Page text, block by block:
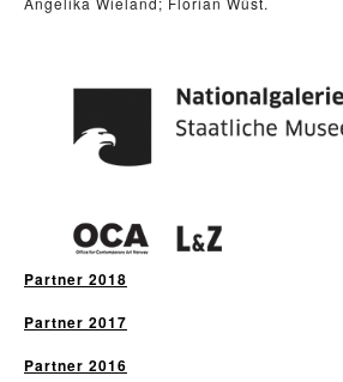
Partner 2018
Partner 2017
Partner 2016